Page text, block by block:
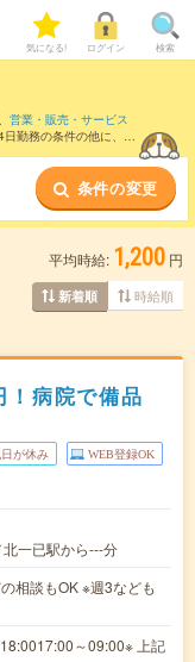
気になる! ログイン 検索
、 営業・販売・サービス
勤務の条件の他に、 交
条件の変更
平均時給: 1,200 円
新着順 時給順
！病院で備品
が休み WEB登録OK
一已駅から---分
相談もOK ※週3なども
～09:00※ 上記